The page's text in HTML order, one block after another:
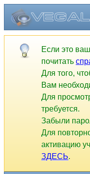
Если это
почитать
Для того,
Вам
Для
требуется.
Забыли
Для
активацию
ЗДЕСЬ.